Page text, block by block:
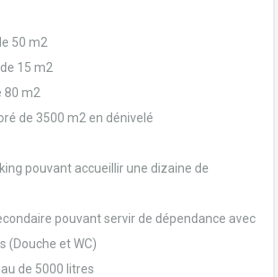
50 m2
15 m2
80 m2
de 3500 m2 en dénivelé
pouvant accueillir une dizaine de
pouvant servir de dépendance avec
(Douche et WC)
de 5000 litres